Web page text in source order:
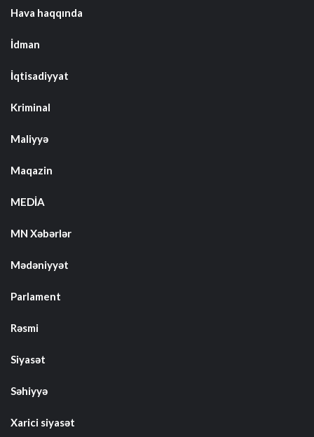
Hava haqqında
İdman
İqtisadiyyat
Kriminal
Maliyyə
Maqazin
MEDİA
MN Xəbərlər
Mədəniyyət
Parlament
Rəsmi
Siyasət
Səhiyyə
Xarici siyasət